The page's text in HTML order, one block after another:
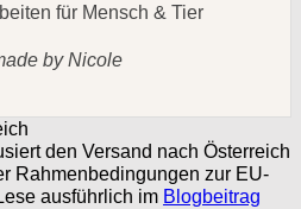
für Mensch & Tier
by Nicole
den Versand nach Österreich
Rahmenbedingungen zur EU-
ausführlich im Blogbeitrag